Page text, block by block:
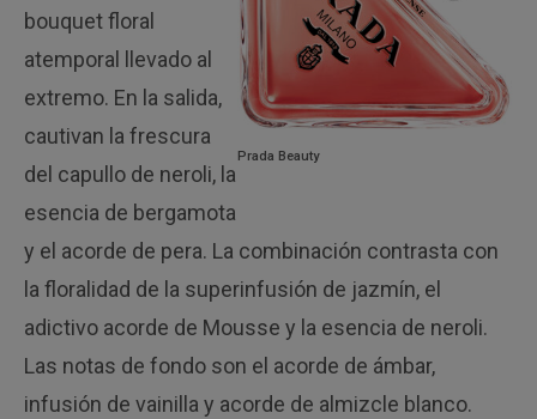
Prada Beauty
bouquet floral
atemporal llevado al
extremo. En la salida,
cautivan la frescura
del capullo de neroli, la
esencia de bergamota
y el acorde de pera. La combinación contrasta con
la floralidad de la superinfusión de jazmín, el
adictivo acorde de Mousse y la esencia de neroli.
Las notas de fondo son el acorde de ámbar,
infusión de vainilla y acorde de almizcle blanco.